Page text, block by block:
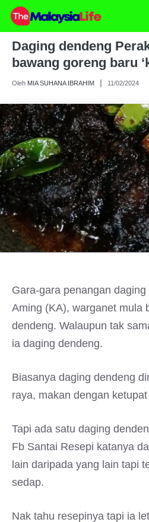
Skip
content
Daging dendeng
bawang goreng baru
Oleh MIA SUHANA IBRAHIM 11/02/2024
Gara-gara penangan daging
Aming (KA), warganet mula
dendeng. Walaupun tak
ia daging dendeng.
Biasanya daging dendeng
raya, makan dengan
Tapi ada satu daging
Fb Santai Resepi katanya
lain daripada yang lain tapi
sedap.
Nak tahu resepinya tapi ia